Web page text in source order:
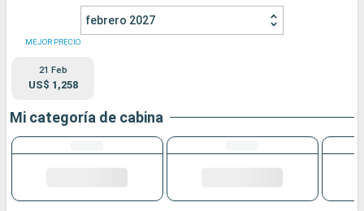
febrero 2027
MEJOR PRECIO
21 Feb
US$ 1,258
Mi categoría de cabina
Puertos Compañías